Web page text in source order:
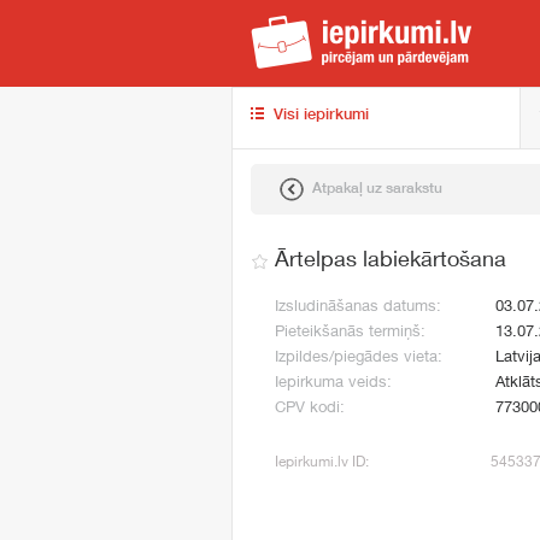
Visi iepirkumi
Atpakaļ uz sarakstu
Ārtelpas labiekārtošana
Izsludināšanas datums:
Pieteikšanās termiņš:
Izpildes/piegādes vieta:
Iepirkuma veids:
CPV kodi:
Iepirkumi.lv ID: